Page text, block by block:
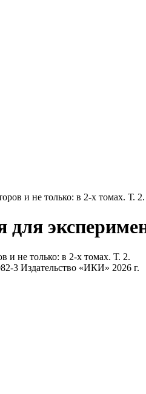
и не только: в 2-х томах. Т. 2.
для
3 Издательство «ИКИ» 2026 г.